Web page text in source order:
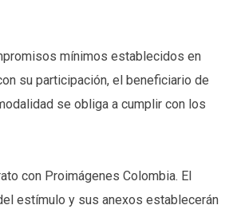
mínimos establecidos en
su participación, el beneficiario de
se obliga a cumplir con los
con Proimágenes Colombia. El
estímulo y sus anexos establecerán